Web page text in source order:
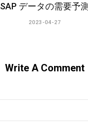
SAP データの需要予測
2023-04-27
Write A Comment